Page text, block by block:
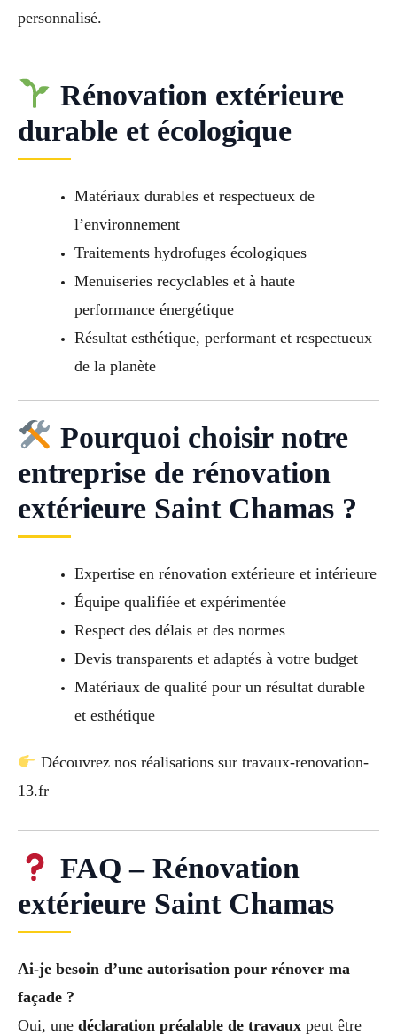
personnalisé.
Rénovation extérieure
durable et écologique
Matériaux durables et respectueux de
l’environnement
Traitements hydrofuges écologiques
Menuiseries recyclables et à haute
performance énergétique
Résultat esthétique, performant et respectueux
de la planète
Pourquoi choisir notre
entreprise de rénovation
extérieure Saint Chamas ?
Expertise en rénovation extérieure et intérieure
Équipe qualifiée et expérimentée
Respect des délais et des normes
Devis transparents et adaptés à votre budget
Matériaux de qualité pour un résultat durable
et esthétique
Découvrez nos réalisations sur travaux-renovation-
13.fr
FAQ – Rénovation
extérieure Saint Chamas
Ai-je besoin d’une autorisation pour rénover ma
façade ?
Oui, une déclaration préalable de travaux peut être